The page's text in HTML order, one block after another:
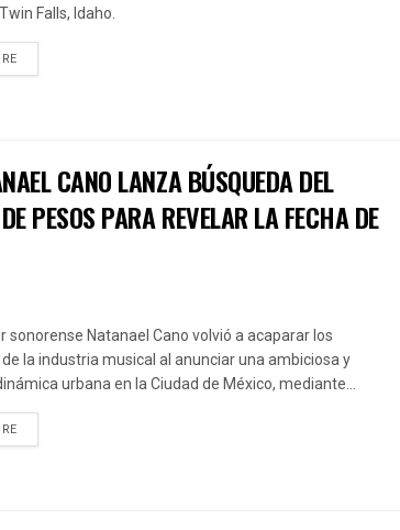
Falls, Idaho.
CANO LANZA BÚSQUEDA DEL
PESOS PARA REVELAR LA FECHA DE
sonorense Natanael Cano volvió a acaparar los
la industria musical al anunciar una ambiciosa y
urbana en la Ciudad de México, mediante...